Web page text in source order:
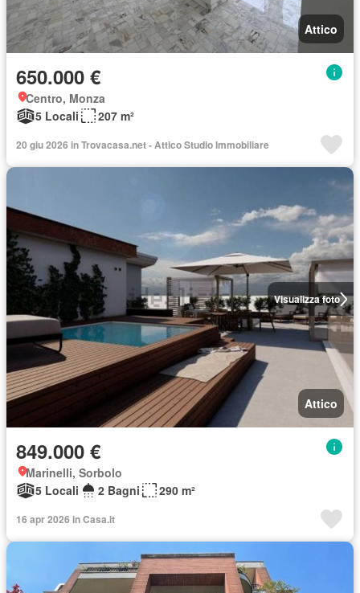
Attico
650.000 €
Centro, Monza
5 Locali
207 m²
20 giu 2026 in Trovacasa.net - Attico Studio Immobiliare
Visualizza foto
Attico
849.000 €
Marinelli, Sorbolo
5 Locali
2 Bagni 290 m²
16 apr 2026 in Casa.it